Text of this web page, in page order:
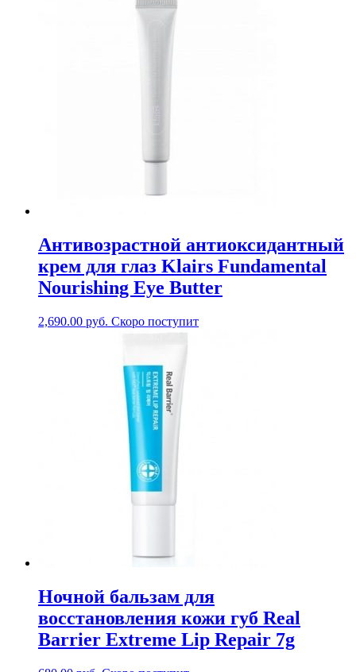
Антивозрастной антиоксидантный
крем для глаз Klairs Fundamental
Nourishing Eye Butter
2,690.00 руб. Скоро поступит
Ночной бальзам для
восстановления кожи губ Real
Barrier Extreme Lip Repair 7g